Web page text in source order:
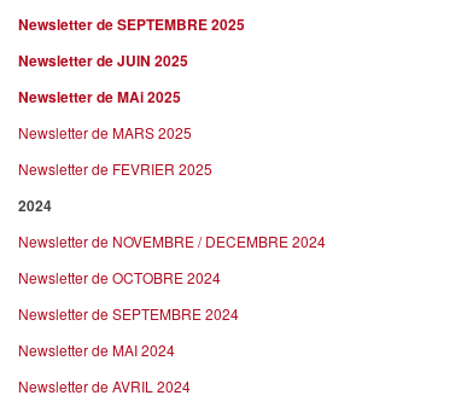
Newsletter de SEPTEMBRE 2025
Newsletter de JUIN 2025
Newsletter de MAi 2025
Newsletter de MARS 2025
Newsletter de FEVRIER 2025
2024
Newsletter de NOVEMBRE / DECEMBRE 2024
Newsletter de OCTOBRE 2024
Newsletter de SEPTEMBRE 2024
Newsletter de MAI 2024
Newsletter de AVRIL 2024